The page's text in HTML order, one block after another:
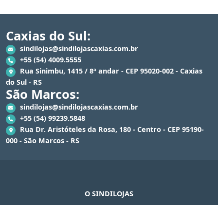
Caxias do Sul:
sindilojas@sindilojascaxias.com.br
+55 (54) 4009.5555
Rua Sinimbu, 1415 / 8ª andar - CEP 95020-002 - Caxias
do Sul - RS
São Marcos:
sindilojas@sindilojascaxias.com.br
+55 (54) 99239.5848
Rua Dr. Aristóteles da Rosa, 180 - Centro - CEP 95190-
000 - São Marcos - RS
O SINDILOJAS